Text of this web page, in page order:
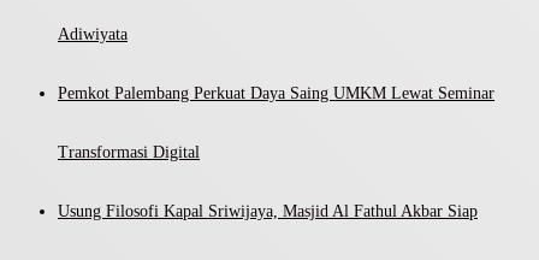
Adiwiyata
Pemkot Palembang Perkuat Daya Saing UMKM Lewat Seminar
Transformasi Digital
Usung Filosofi Kapal Sriwijaya, Masjid Al Fathul Akbar Siap